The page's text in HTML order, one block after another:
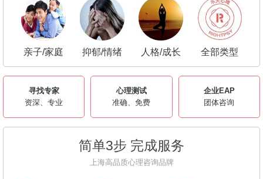
亲子/家庭 抑郁/情绪 人格/成长 全部类型
寻找专家
资深、专业
心理测试
准确、免费
企业EAP
团体咨询
简单3步 完成服务
上海高品质心理咨询品牌